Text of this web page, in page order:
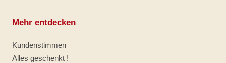
Mehr entdecken
Kundenstimmen
Alles geschenkt !